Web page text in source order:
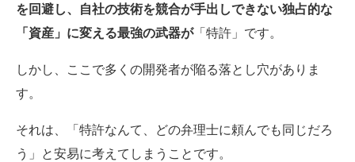
を回避し、自社の技術を競合が手出しできない独占的な
「資産」に変える最強の武器が「特許」 です。
しかし、ここで多くの開発者が陥る落とし穴がありま
す。
それは、「特許なんて、どの弁理士に頼んでも同じだろ
う」と安易に考えてしまうことです。